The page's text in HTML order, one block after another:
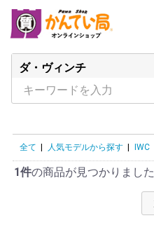
全て 人気モデルから探す IWC
1件の商品が見つかりました